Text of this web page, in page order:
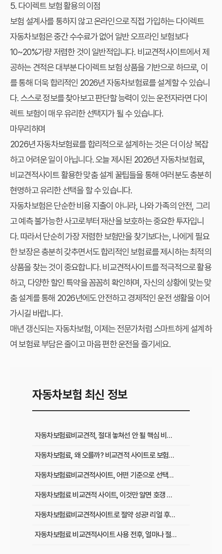
5. 다이렉트 보험 활용의 이점
보험 설계사를 통하지 않고 온라인으로 직접 가입하는 다이렉트
자동차보험은 중간 수수료가 없어 일반 오프라인 보험보다
10~20%가량 저렴한 것이 일반적입니다. 비교견적사이트에서 제
공하는 견적은 대부분 다이렉트 보험 상품을 기반으로 하므로, 이
를 통해 더욱 합리적인 2026년 자동차보험료를 설계할 수 있습니
다. 스스로 정보를 찾아보고 판단할 능력이 있는 운전자라면 다이
렉트 보험이 매우 유리한 선택지가 될 수 있습니다.
마무리하며
2026년 자동차보험료를 합리적으로 설계하는 것은 더 이상 복잡
하고 어려운 일이 아닙니다. 오늘 제시된 2026년 자동차보험료,
비교견적사이트 활용한 맞춤 설계 꿀팁들을 통해 여러분도 충분히
현명하고 유리한 선택을 할 수 있습니다.
자동차보험은 단순한 비용 지출이 아니라, 나와 가족의 안전, 그리
고 예측 불가능한 사고로부터 재산을 보호하는 중요한 투자입니
다. 따라서 단순히 가장 저렴한 보험만을 찾기보다는, 나에게 필요
한 보장은 충분히 갖추면서도 합리적인 보험료를 제시하는 최적의
상품을 찾는 것이 중요합니다. 비교견적사이트를 적극적으로 활용
하고, 다양한 할인 특약을 꼼꼼히 확인하며, 자신의 상황에 맞는 맞
춤 설계를 통해 2026년에도 안전하고 경제적인 운전 생활을 이어
가시길 바랍니다.
매년 갱신되는 자동차보험, 이제는 전문가처럼 스마트하게 설계하
여 보험료 부담은 줄이고 마음 편한 운전을 즐기세요.
자동차보험 최신 정보
자동차보험료비교견적, 절대 놓쳐선 안 될 핵심 비교 항목 5가지
자동차보험료, 왜 오를까? 비교견적 사이트로 보험료 절약하는 모든 방법
자동차보험료비교견적사이트, 어떤 기준으로 선택해야 할까?
자동차보험료 비교견적 사이트, 이것만 알면 호갱 탈출!
자동차보험료비교견적사이트로 절약 성공! 리얼 후기와 이용 꿀팁
자동차보험료 비교견적사이트 사용 전후, 얼마나 절약될까? 리얼 후기